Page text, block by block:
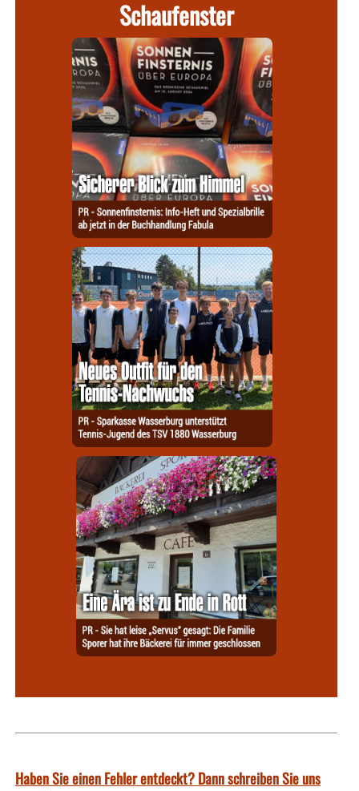
Schaufenster
Haben Sie einen Fehler entdeckt? Dann schreiben Sie uns